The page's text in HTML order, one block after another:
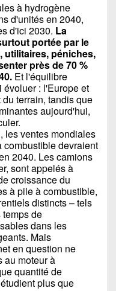
à hydrogène
d'unités en 2040,
d'ici 2030. La
portée par le
utilitaires, péniches,
près de 70 %
Et l'équilibre
: l'Europe et
terrain, tandis que
aujourd'hui,
les ventes mondiales
devraient
2040. Les camions
sont appelés à
croissance du
à pile à combustible,
distincts – tels
de
dans les
Mais
en question ne
au moteur à
quantité de
plus que